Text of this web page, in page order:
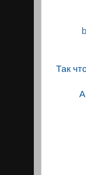
Так